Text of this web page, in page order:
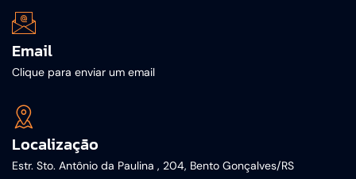
Email
Clique para enviar um email
Localização
Estr. Sto. Antônio da Paulina , 204, Bento Gonçalves/RS